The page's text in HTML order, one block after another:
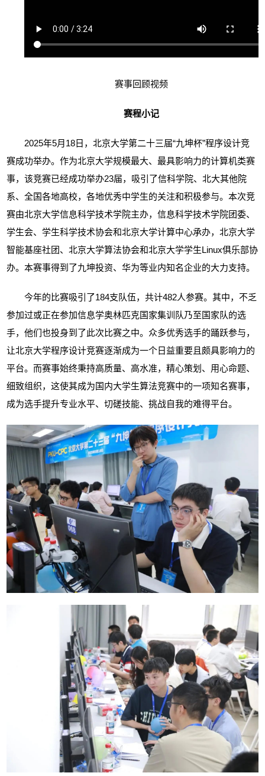
赛事回顾视频
赛程小记
2025年5月 18日，北京大学第二十三届“九坤杯”程序设计竞
赛成功举办。作为北京大学规模最大、最具影响力的计算机类赛
事，该竞赛已经成功举办23届，吸引了信科学院、北大其他院
系、全国各地高校，各地优秀中学生的关注和积极参与。本次竞
赛由北京大学信息科学技术学院主办，信息科学技术学院团委、
学生会、学生科学技术协会和北京大学计算中心承办，北京大学
智能基座社团、北京大学算法协会和北京大学学生Linux俱乐部协
办。本赛事得到了九坤投资、华为等业内知名企业的大力支持。
今年的比赛吸引了184支队伍，共计482人参赛。其中，不乏
参加过或正在参加信息学奥林匹克国家集训队乃至国家队的选
手，他们也投身到了此次比赛之中。众多优秀选手的踊跃参与，
让北京大学程序设计竞赛逐渐成为一个日益重要且颇具影响力的
平台。而赛事始终秉持高质量、高水准，精心策划、用心命题、
细致组织，这使其成为国内大学生算法竞赛中的一项知名赛事，
成为选手提升专业水平、切磋技能、挑战自我的难得平台。